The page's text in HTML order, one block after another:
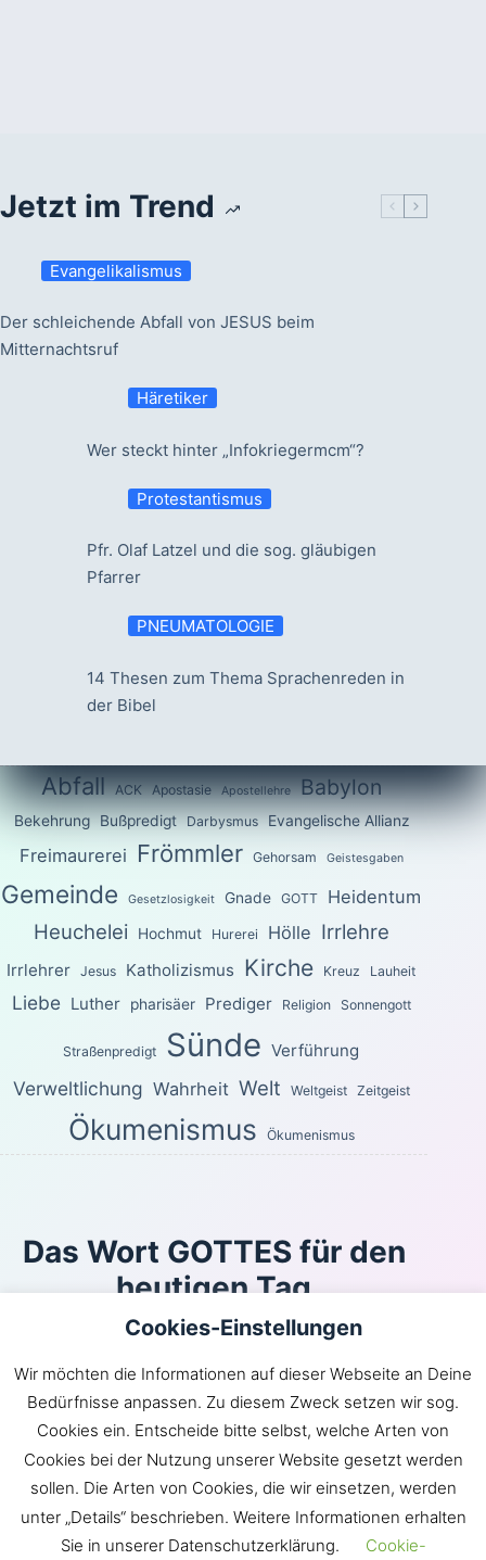
Jetzt im Trend
Evangelikalismus
Der schleichende Abfall von JESUS beim
Mitternachtsruf
Häretiker
Wer steckt hinter „Infokriegermcm“?
Protestantismus
Pfr. Olaf Latzel und die sog. gläubigen
Pfarrer
PNEUMATOLOGIE
14 Thesen zum Thema Sprachenreden in
der Bibel
Abfall ACK Apostasie Apostellehre Babylon
Bekehrung Bußpredigt Darbysmus Evangelische Allianz
Freimaurerei Frömmler Gehorsam Geistesgaben
Gemeinde Gesetzlosigkeit Gnade GOTT Heidentum
Heuchelei Hochmut Hurerei Hölle Irrlehre
Irrlehrer Jesus Katholizismus Kirche Kreuz Lauheit
Liebe Luther pharisäer Prediger Religion Sonnengott
Straßenpredigt Sünde Verführung
Verweltlichung Wahrheit Welt Weltgeist Zeitgeist
Ökumenismus Ökumenismus
Das Wort GOTTES für den
heutigen Tag
Oder kann sich jemand in Schlupfwinkeln verbergen,
und ich, ich sähe ihn nicht?, spricht der HERR. Bin ich
es nicht, der den Himmel und die Erde erfüllt?, spricht
Inhaltsverzeichnis|Newsroom |KLARtext|
Bibelübersetzungen|Impressum
GOTT hat die Gemeinde JESU in die Welt gebracht.
Cookies-Einstellungen
Wir möchten die Informationen auf dieser Webseite an Deine
Bedürfnisse anpassen. Zu diesem Zweck setzen wir sog.
Cookies ein. Entscheide bitte selbst, welche Arten von
Cookies bei der Nutzung unserer Website gesetzt werden
sollen. Die Arten von Cookies, die wir einsetzen, werden
unter „Details“ beschrieben. Weitere Informationen erhalten
Sie in unserer Datenschutzerklärung.
Cookie-